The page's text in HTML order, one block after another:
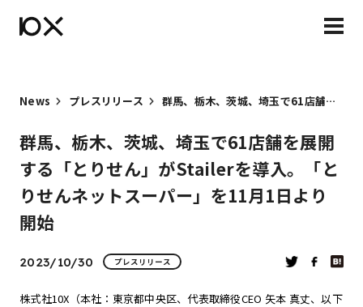
News プレスリリース 群馬、栃木、茨城、埼玉で61店舗を展開する「とりせん」がStailerを導入。「とりせんネットスーパー」を11月1日より開始
群馬、栃木、茨城、埼玉で61店舗を展開
する「とりせん」がStailerを導入。「と
りせんネットスーパー」を11月1日より
開始
2023/10/30 プレスリリース
株式社10X（本社：東京都中央区、代表取締役CEO 矢本 真丈、以下